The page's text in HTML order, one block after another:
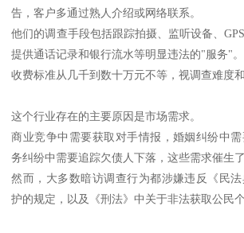
告，客户多通过熟人介绍或网络联系。
他们的调查手段包括跟踪拍摄、监听设备、
提供通话记录和银行流水等明显违法的"服务"。
收费标准从几千到数十万元不等，视调查难度和
这个行业存在的主要原因是市场需求。
商业竞争中需要获取对手情报，婚姻纠纷中
务纠纷中需要追踪欠债人下落，这些需求催生
然而，大多数暗访调查行为都涉嫌违反《民
护的规定，以及《刑法》中关于非法获取公民